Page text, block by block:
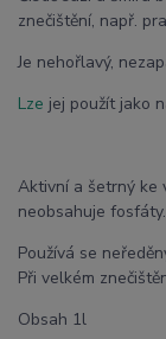
znečištění, např.
Je nehořlavý,
Lze jej použít jako
Aktivní a šetrný ke
neobsahuje fosfáty.
Používá se
Při velkém
Obsah 1l